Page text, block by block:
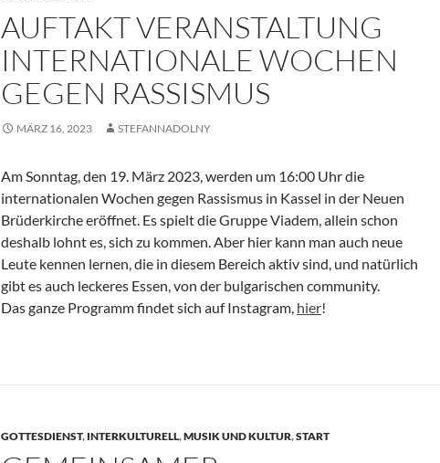
AUFTAKT VERANSTALTUNG
INTERNATIONALE WOCHEN
GEGEN RASSISMUS
MÄRZ 16, 2023 STEFANNADOLNY
Am Sonntag, den 19. März 2023, werden um 16:00 Uhr die
internationalen Wochen gegen Rassismus in Kassel in der Neuen
Brüderkirche eröffnet. Es spielt die Gruppe Viadem, allein schon
deshalb lohnt es, sich zu kommen. Aber hier kann man auch neue
Leute kennen lernen, die in diesem Bereich aktiv sind, und natürlich
gibt es auch leckeres Essen, von der bulgarischen community.
Das ganze Programm findet sich auf Instagram, hier!
GOTTESDIENST, INTERKULTURELL,MUSIK UND KULTUR,START